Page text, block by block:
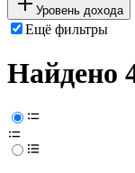
Уровень дохода
Ещё фильтры
Найдено